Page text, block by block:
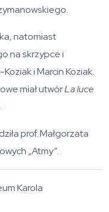
natomiast
na skrzypce i
i Marcin Koziak.
miał utwórLa luce
prof. Małgorzata
„Atmy”.
Karola